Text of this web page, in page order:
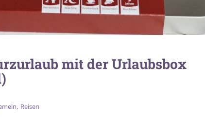
mit der Urlaubsbox
, Reisen